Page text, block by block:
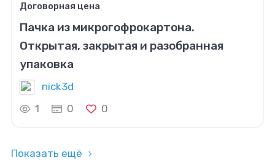
Договорная цена
Пачка из микрогофрокартона.
Открытая, закрытая и разобранная
упаковка
nick3d
1
0 0
Показать ещё